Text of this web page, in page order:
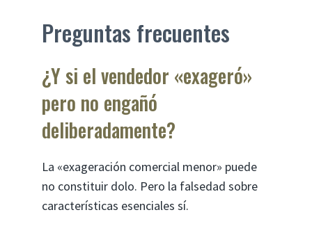
Preguntas frecuentes
¿Y si el vendedor «exageró»
pero no engañó
deliberadamente?
La «exageración comercial menor» puede
no constituir dolo. Pero la falsedad sobre
características esenciales sí.